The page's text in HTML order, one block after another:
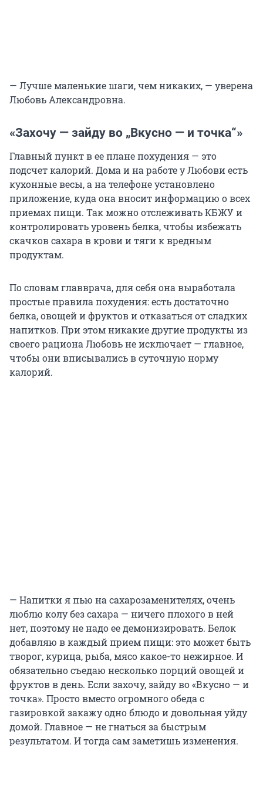
— Лучше маленькие шаги, чем никаких, — уверена
Любовь Александровна.
«Захочу — зайду во „Вкусно — и точка“»
Главный пункт в ее плане похудения — это
подсчет калорий. Дома и на работе у Любови есть
кухонные весы, а на телефоне установлено
приложение, куда она вносит информацию о всех
приемах пищи. Так можно отслеживать КБЖУ и
контролировать уровень белка, чтобы избежать
скачков сахара в крови и тяги к вредным
продуктам.
По словам главврача, для себя она выработала
простые правила похудения: есть достаточно
белка, овощей и фруктов и отказаться от сладких
напитков. При этом никакие другие продукты из
своего рациона Любовь не исключает — главное,
чтобы они вписывались в суточную норму
калорий.
— Напитки я пью на сахарозаменителях, очень
люблю колу без сахара — ничего плохого в ней
нет, поэтому не надо ее демонизировать. Белок
добавляю в каждый прием пищи: это может быть
творог, курица, рыба, мясо какое-то нежирное. И
обязательно съедаю несколько порций овощей и
фруктов в день. Если захочу, зайду во «Вкусно — и
точка». Просто вместо огромного обеда с
газировкой закажу одно блюдо и довольная уйду
домой. Главное — не гнаться за быстрым
результатом. И тогда сам заметишь изменения.